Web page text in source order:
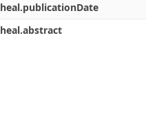
heal.publicationDate
heal.abstract